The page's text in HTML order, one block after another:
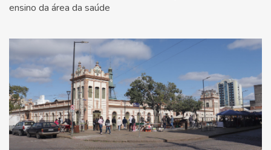
ensino da área da saúde